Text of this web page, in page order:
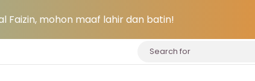
Faizin, mohon maaf lahir dan batin!